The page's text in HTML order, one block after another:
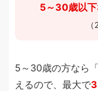
5～30歳以
5～30歳の方なら「
えるので、最大で